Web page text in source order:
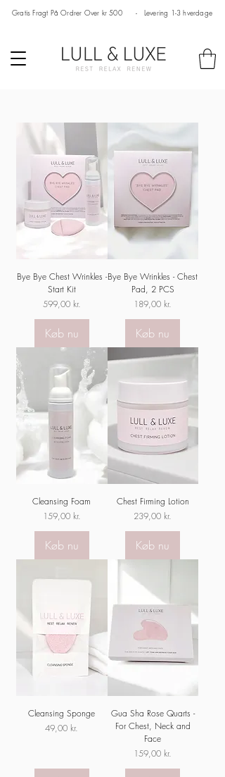
Gratis Fragt På Ordrer Over kr 500 - Levering 1-3 hverdage
Bye Bye Chest Wrinkles -
Start Kit
Pris
599,00 kr.
Køb nu
Bye Bye Wrinkles - Chest
Pad, 2 PCS
Pris
189,00 kr.
Køb nu
Cleansing Foam
Pris
159,00 kr.
Køb nu
Chest Firming Lotion
Pris
239,00 kr.
Køb nu
Cleansing Sponge
Pris
49,00 kr.
Gua Sha Rose Quarts -
For Chest, Neck and
Face
Pris
159,00 kr.